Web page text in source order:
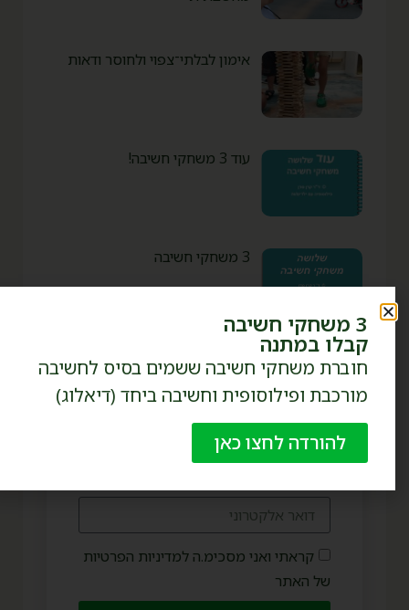
אימון לבלתי־צפוי ולחוסר ודאות
עוד 3 משחקי חשיבה!
אל תחמיצו אף פוסט או טיפ!
הצטרפו לניוזלטר והישארו
מעודכנים.
קראתי ואני מסכימ.ה למדיניות הפרטיות
של האתר
3 משחקי חשיבה
קבלו במתנה
חוברת משחקי חשיבה ששמים בסיס לחשיבה
מורכבת ופילוסופית וחשיבה ביחד (דיאלוג)
להורדה לחצו כאן